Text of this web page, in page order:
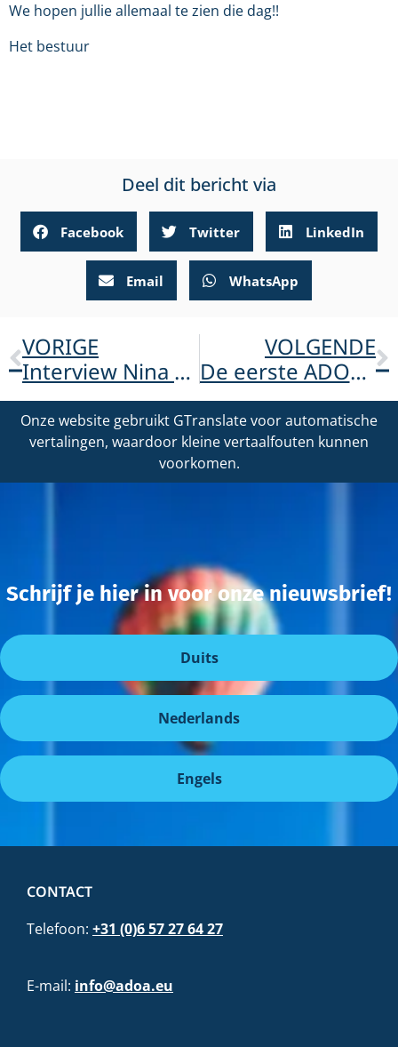
We hopen jullie allemaal te zien die dag!!
Het bestuur
Deel dit bericht via
Facebook Twitter LinkedIn
Email WhatsApp
VORIGE
Interview Nina en Hedy DvhN
VOLGENDE
De eerste ADOA-Plus bijeenkomst
Onze website gebruikt GTranslate voor automatische
vertalingen, waardoor kleine vertaalfouten kunnen
voorkomen.
Schrijf je hier in voor onze nieuwsbrief!
Duits
Nederlands
Engels
CONTACT
Telefoon: +31 (0)6 57 27 64 27
E-mail: info@adoa.eu